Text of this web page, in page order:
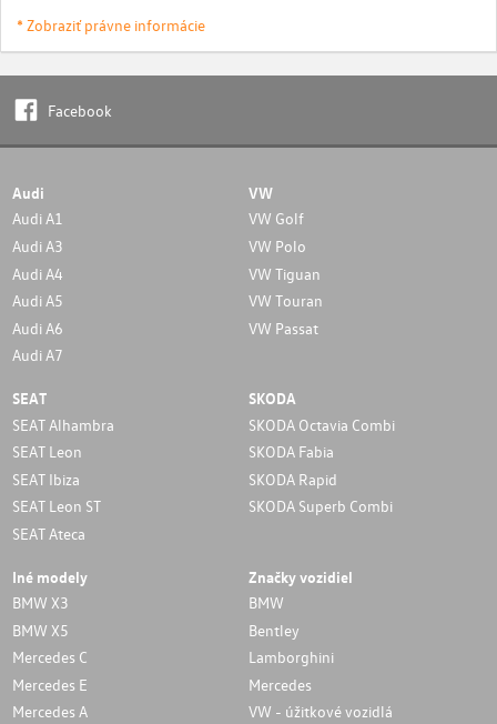
* Zobraziť právne informácie
Facebook
Audi
Audi A1
Audi A3
Audi A4
Audi A5
Audi A6
Audi A7
VW
VW Golf
VW Polo
VW Tiguan
VW Touran
VW Passat
SEAT
SEAT Alhambra
SEAT Leon
SEAT Ibiza
SEAT Leon ST
SEAT Ateca
SKODA
SKODA Octavia Combi
SKODA Fabia
SKODA Rapid
SKODA Superb Combi
Iné modely
BMW X3
BMW X5
Mercedes C
Mercedes E
Mercedes A
Značky vozidiel
BMW
Bentley
Lamborghini
Mercedes
VW - úžitkové vozidlá